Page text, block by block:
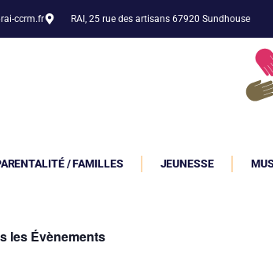
ccrm.fr RAI, 25 rue des artisans 67920 Sundhouse
/ FAMILLES JEUNESSE
les Évènements